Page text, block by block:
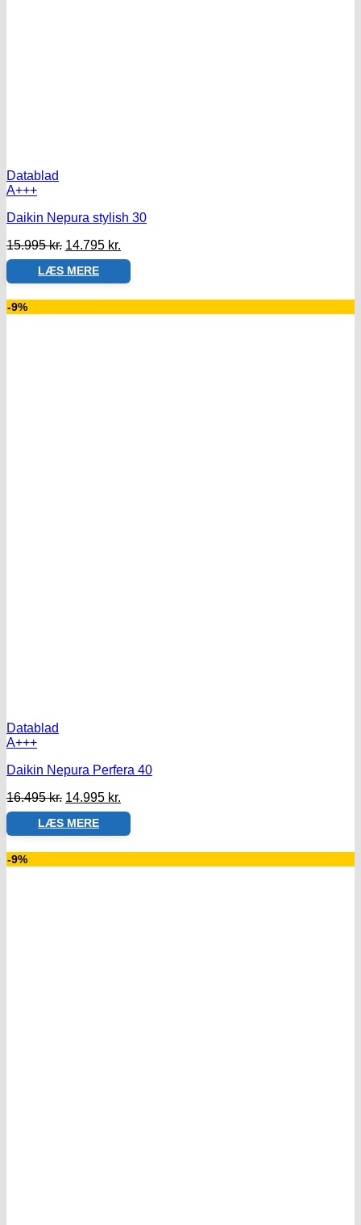
Datablad
A+++
Daikin Nepura stylish 30
15.995kr. Den
oprindelige
pris
var:
15.995 kr..
14.795 kr.
aktuelle
er:
14.795 kr..
LÆS MERE
-9%
Datablad
A+++
Daikin Nepura Perfera 40
16.495kr. Den
oprindelige
pris
var:
16.495 kr..
14.995 kr.
aktuelle
er:
14.995 kr..
LÆS MERE
-9%